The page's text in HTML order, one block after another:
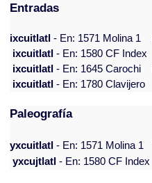
Entradas
ixcuitlatl- En: 1571 Molina 1
ixcuitlatl- En: 1580 CF Index
ixcuitlatl- En: 1645 Carochi
ixcuitlatl- En: 1780 Clavijero
Paleografía
yxcuitlatl - En: 1571 Molina 1
yxcujtlatl - En: 1580 CF Index